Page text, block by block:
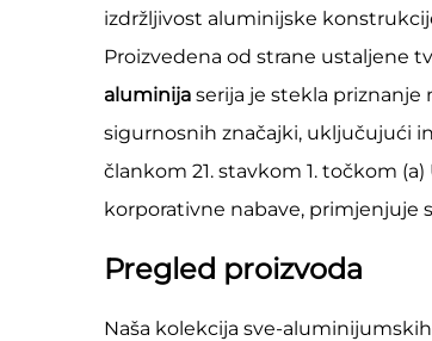
izdržljivost aluminijske
Proizvedena od strane ustaljene
aluminija serija je stekla
sigurnosnih značajki, uključujući
člankom 21. stavkom 1. točkom
korporativne nabave, primjenjuje
Pregled proizvoda
Naša kolekcija sve-